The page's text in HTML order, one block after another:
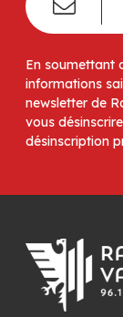
En soumettant
informations
newsletter de
vous
désinscription